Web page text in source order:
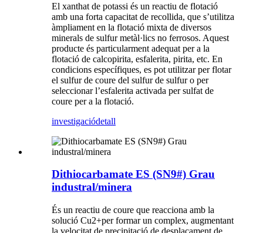
El xanthat de potassi és un reactiu de flotació
amb una forta capacitat de recollida, que s’utilitza
àmpliament en la flotació mixta de diversos
minerals de sulfur metàl·lics no ferrosos. Aquest
producte és particularment adequat per a la
flotació de calcopirita, esfalerita, pirita, etc. En
condicions específiques, es pot utilitzar per flotar
el sulfur de coure del sulfur de sulfur o per
seleccionar l’esfalerita activada per sulfat de
coure per a la flotació.
investigaciódetall
Dithiocarbamate ES (SN9#) Grau
industral/minera
És un reactiu de coure que reacciona amb la
solució Cu2+per formar un complex, augmentant
la velocitat de precipitació de desplaçament de